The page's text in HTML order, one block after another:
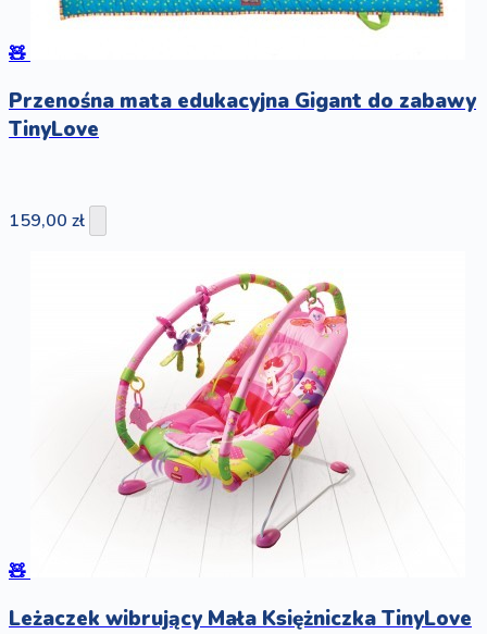
🧸
Przenośna mata edukacyjna Gigant do zabawy
TinyLove
159,00 zł
🧸
Leżaczek wibrujący Mała Księżniczka TinyLove